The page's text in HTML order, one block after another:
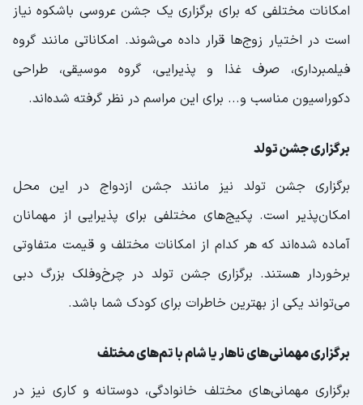
امکانات مختلفی که برای برگزاری یک جشن عروسی باشکوه نیاز
است در اختیار زوج‌ها قرار داده می‌شوند. امکاناتی مانند گروه
فیلمبرداری، صرف غذا و پذیرایی، گروه موسیقی، طراحی
دکوراسیون مناسب و... برای این مراسم در نظر گرفته شده‌اند.
برگزاری جشن تولد
برگزاری جشن تولد نیز مانند جشن ازدواج در این محل
امکان‌پذیر است. پکیج‌های مختلفی برای پذیرایی از مهمانان
آماده شده‌اند که هر کدام از امکانات مختلف و قیمت متفاوتی
برخوردار هستند. برگزاری جشن تولد در چرخ‌وفلک بزرگ دبی
می‌تواند یکی از بهترین خاطرات برای کودک شما باشد.
برگزاری مهمانی‌های ناهار یا شام با تم‌های مختلف
برگزاری مهمانی‌های مختلف خانوادگی، دوستانه و کاری نیز در